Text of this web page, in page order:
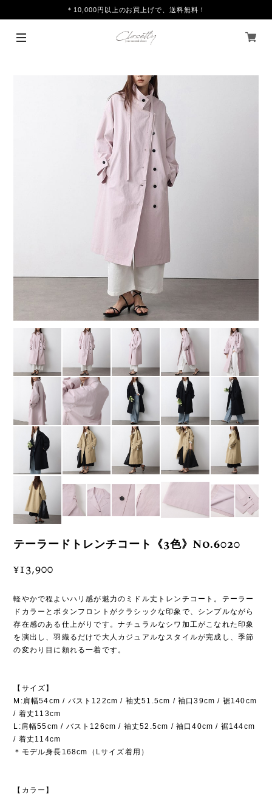
＊10,000円以上のお買上げで、送料無料！
テーラードトレンチコート《3色》No.6020
¥13,900
軽やかで程よいハリ感が魅力のミドル丈トレンチコート。テーラー
ドカラーとボタンフロントがクラシックな印象で、シンプルながら
存在感のある仕上がりです。ナチュラルなシワ加工がこなれた印象
を演出し、羽織るだけで大人カジュアルなスタイルが完成し、季節
の変わり目に頼れる一着です。
【サイズ】
M:肩幅54cm / バスト122cm / 袖丈51.5cm / 袖口39cm / 裾140cm
/ 着丈113cm
L:肩幅55cm / バスト126cm / 袖丈52.5cm / 袖口40cm / 裾144cm
/ 着丈114cm
＊モデル身長168cm（Lサイズ着用）
【カラー】